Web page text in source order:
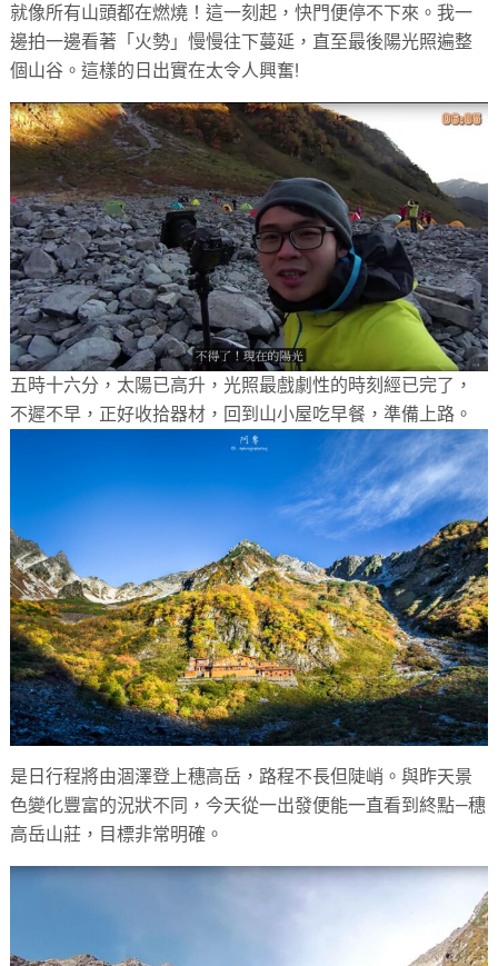
就像所有山頭都在燃燒！這一刻起，快門便停不下來。我一
邊拍一邊看著「火勢」慢慢往下蔓延，直至最後陽光照遍整
個山谷。這樣的日出實在太令人興奮!
五時十六分，太陽已高升，光照最戲劇性的時刻經已完了，
不遲不早，正好收拾器材，回到山小屋吃早餐，準備上路。
是日行程將由涸澤登上穗高岳，路程不長但陡峭。與昨天景
色變化豐富的況狀不同，今天從一出發便能一直看到終點—穗
高岳山莊，目標非常明確。